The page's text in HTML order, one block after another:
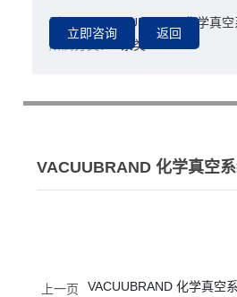
型号：
VACUUBRAND 化学真
所属分类：
泵类
VACUUBRAND 化学真空
上一页 VACUUBRAND 化学真空